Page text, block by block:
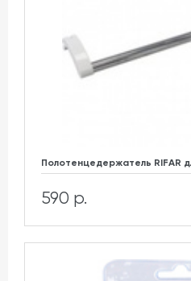
Полотенцедержатель RIFAR
590 р.